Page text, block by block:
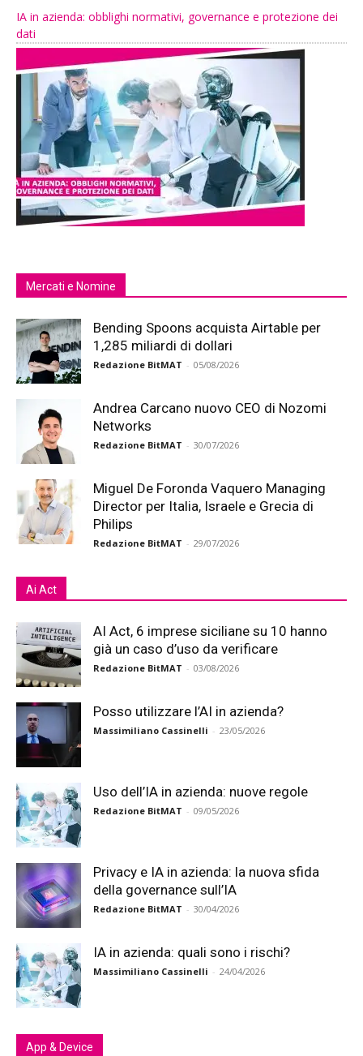
IA in azienda: obblighi normativi, governance e protezione dei
dati
Mercati e Nomine
Bending Spoons acquista Airtable per
1,285 miliardi di dollari
Redazione BitMAT - 05/08/2026
Andrea Carcano nuovo CEO di Nozomi
Networks
Redazione BitMAT - 30/07/2026
Miguel De Foronda Vaquero Managing
Director per Italia, Israele e Grecia di
Philips
Redazione BitMAT - 29/07/2026
Ai Act
AI Act, 6 imprese siciliane su 10 hanno
già un caso d’uso da verificare
Redazione BitMAT - 03/08/2026
Posso utilizzare l’AI in azienda?
Massimiliano Cassinelli - 23/05/2026
Uso dell’IA in azienda: nuove regole
Redazione BitMAT - 09/05/2026
Privacy e IA in azienda: la nuova sfida
della governance sull’IA
Redazione BitMAT - 30/04/2026
IA in azienda: quali sono i rischi?
Massimiliano Cassinelli - 24/04/2026
App & Device